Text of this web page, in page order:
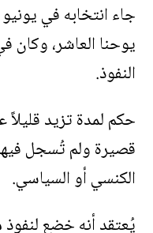
يوحنا العاشر، وكان
النفوذ.
حكم لمدة تزيد
قصيرة ولم تُسجل
الكنسي أو السياسي.
يُعتقد أنه خضع لنفوذ